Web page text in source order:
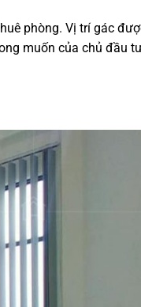
phòng. Vị trí gác
muốn của chủ đầu